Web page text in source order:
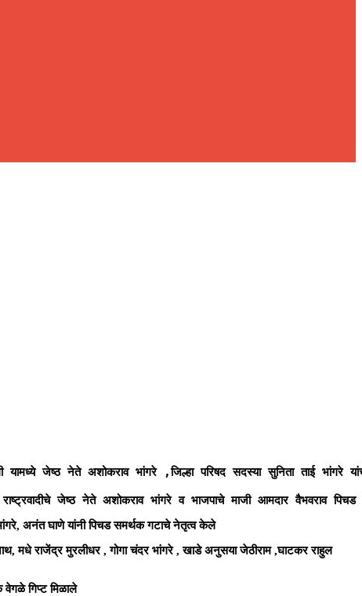
यामध्ये जेष्ठ नेते अशोकराव भांगरे ,जिल्हा परिषद सदस्या सुनिता ताई
जेष्ठ नेते अशोकराव भांगरे व भाजपाचे माजी आमदार वैभवराव
अनंत घाणे यांनी पिचड समर्थक गटाचे नेतृत्व केले
मधे राजेंद्र मुरलीधर , गोगा चंदर भांगरे , खाडे अनुसया जेठीराम ,घाटकर राहुल
वेगळे गिप्ट मिळाले